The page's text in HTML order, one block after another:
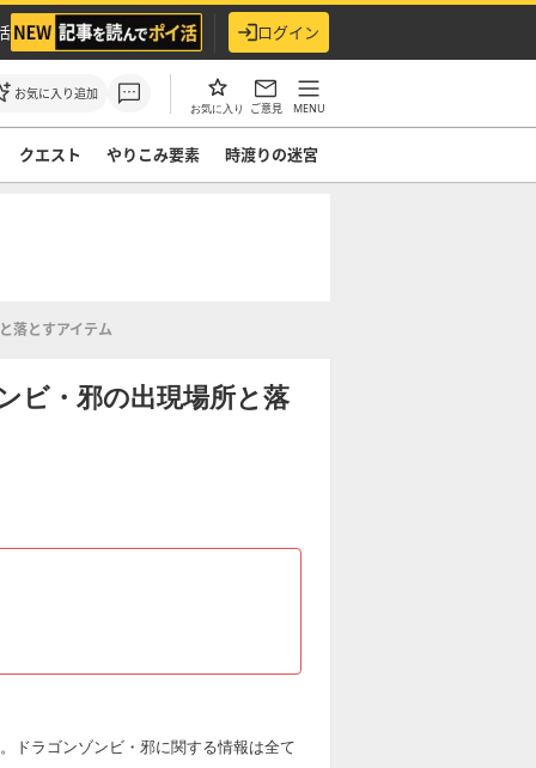
ログイン
お気に入り追加
お気に入り ご意見 MENU
クエスト やりこみ要素 時渡りの迷宮
落とすアイテム
ビ・邪の出現場所と落
ドラゴンゾンビ・邪に関する情報は全て